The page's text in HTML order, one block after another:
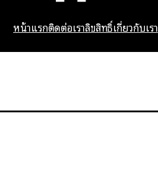
หน้าแรกติดต่อเราลิขสิทธิ์เกี่ยวกับเรา